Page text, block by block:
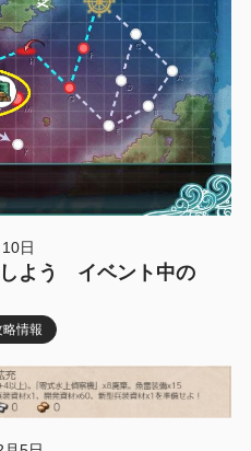
日
よう イベント中の
略情報